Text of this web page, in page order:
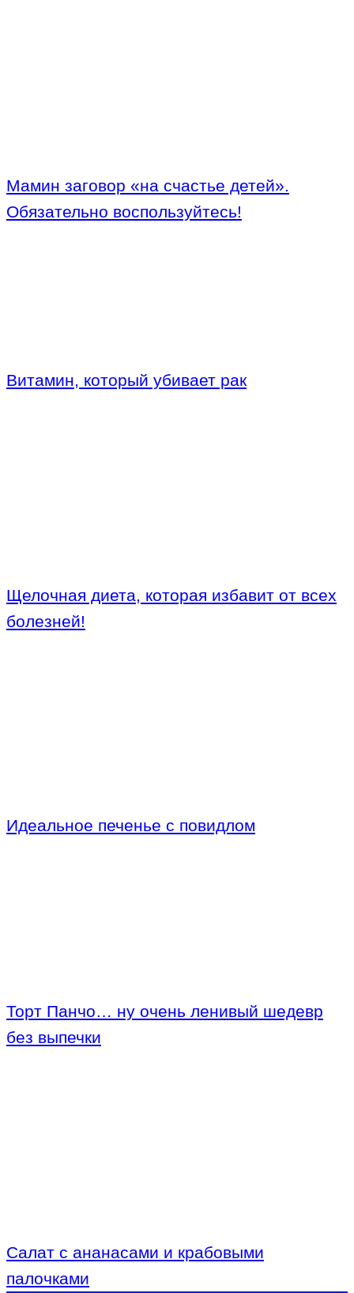
Мамин заговор «на счастье детей».
Обязательно воспользуйтесь!
Витамин, который убивает рак
Щелочная диета, которая избавит от всех
болезней!
Идеальное печенье с повидлом
Торт Панчо… ну очень ленивый шедевр
без выпечки
Салат с ананасами и крабовыми
палочками